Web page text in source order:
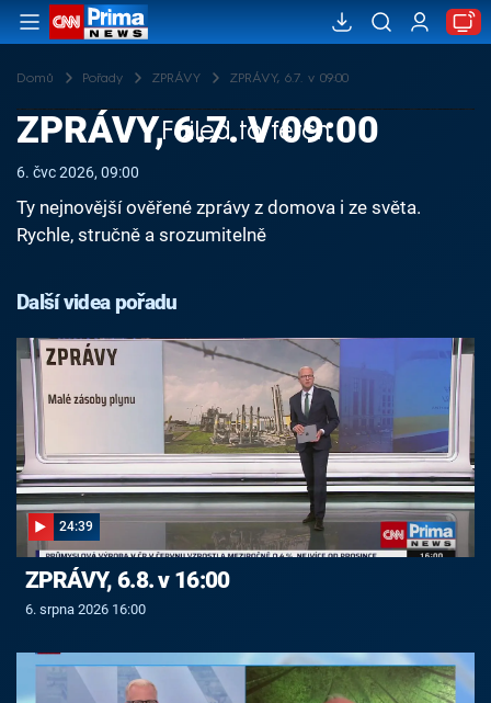
Domů Pořady ZPRÁVY ZPRÁVY, 6.7. v 09:00
Failed to fetch
ZPRÁVY, 6.7. V 09:00
6. čvc 2026, 09:00
Ty nejnovější ověřené zprávy z domova i ze světa.
Rychle, stručně a srozumitelně
Další videa pořadu
24:39
ZPRÁVY, 6.8. v 16:00
6. srpna 2026 16:00